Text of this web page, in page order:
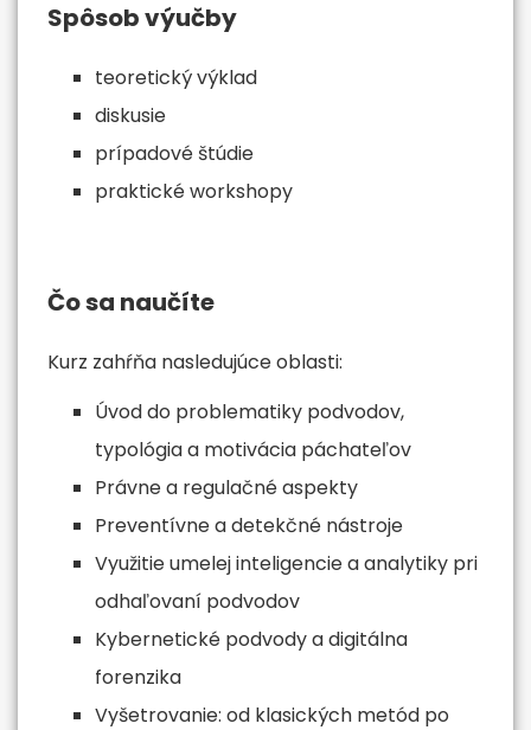
Spôsob výučby
teoretický výklad
diskusie
prípadové štúdie
praktické workshopy
Čo sa naučíte
Kurz zahŕňa nasledujúce oblasti:
Úvod do problematiky podvodov,
typológia a motivácia páchateľov
Právne a regulačné aspekty
Preventívne a detekčné nástroje
Využitie umelej inteligencie a analytiky pri
odhaľovaní podvodov
Kybernetické podvody a digitálna
forenzika
Vyšetrovanie: od klasických metód po